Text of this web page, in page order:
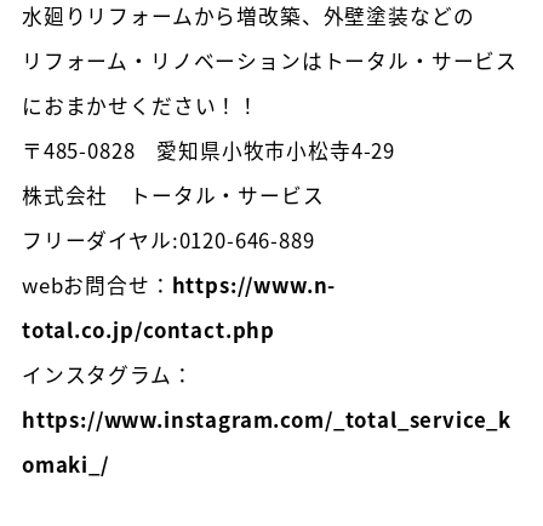
水廻りリフォームから増改築、外壁塗装などの
リフォーム・リノベーションはトータル・サービス
におまかせください！！
〒485-0828 愛知県小牧市小松寺4-29
株式会社 トータル・サービス
フリーダイヤル:0120-646-889
webお問合せ： https://www.n-
total.co.jp/contact.php
インスタグラム：
https://www.instagram.com/_total_service_k
omaki_/